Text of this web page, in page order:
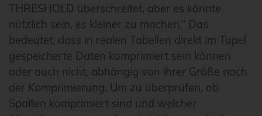
THRESHOLD überschreitet, aber es könnte
nützlich sein, es kleiner zu machen.“ Das
bedeutet, dass in realen Tabellen direkt im Tupel
gespeicherte Daten komprimiert sein können
oder auch nicht, abhängig von ihrer Größe nach
der Komprimierung. Um zu überprüfen, ob
Spalten komprimiert sind und welcher